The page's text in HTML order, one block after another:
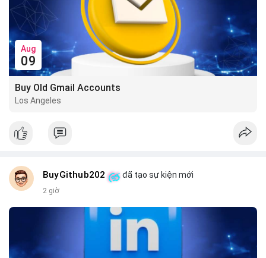
Aug
09
Buy Old Gmail Accounts
Los Angeles
BuyGithub202 đã tạo sự kiện mới
2 giờ